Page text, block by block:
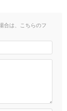
合は、こちらのフ